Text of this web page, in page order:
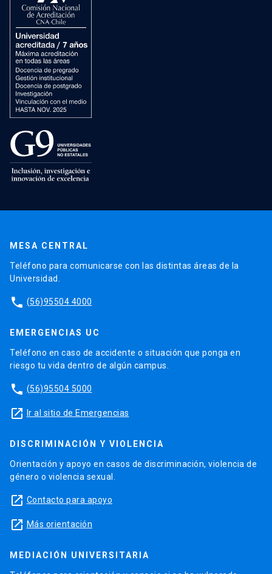
MESA CENTRAL
Teléfono para comunicarse con las distintas áreas de la
Universidad.
phone (56)95504 4000
EMERGENCIAS UC
Teléfono en caso de accidente o situación que ponga en
riesgo tu vida dentro de algún campus.
phone (56)95504 5000
launch Ir al sitio de Emergencias
DISCRIMINACIÓN Y VIOLENCIA
Orientación y apoyo en casos de discriminación, violencia de
género o violencia sexual.
launch Contacto para apoyo
launch Más orientación
MEDIACIÓN UNIVERSITARIA